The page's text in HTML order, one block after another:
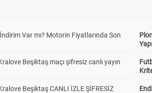
Var mı? Motorin Fiyatlarında Son
Beşiktaş maçı şifresiz canlı yayın
Beşiktaş CANLI İZLE ŞİFRESİZ